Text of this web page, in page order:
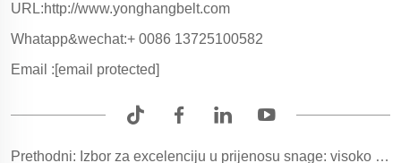
URL:http://www.yonghangbelt.com
Whatapp&wechat:+ 0086 13725100582
Email :[email protected]
Prethodni: Izbor za excelenciju u prijenosu snage: visoko performantne poliuretanske pruge s časovnikom (PU pruge s časovnikom)